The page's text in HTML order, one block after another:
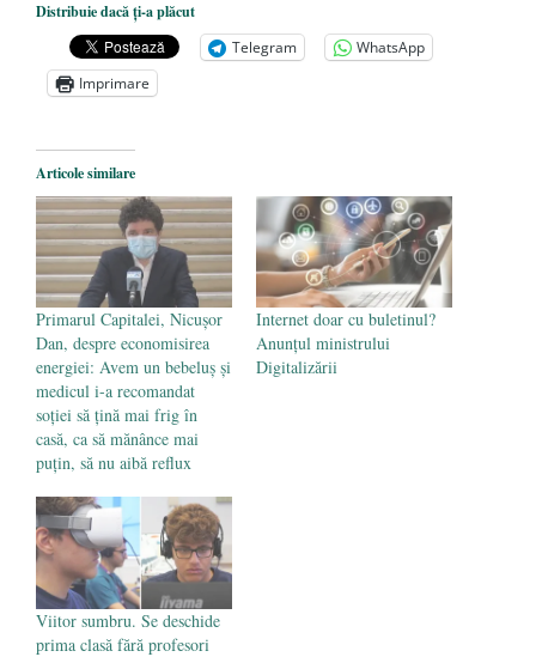
Nicolae Steinhardt, comemorat la 102 ani
de la naștere - 29 iulie 2024
„Carnea cultivată” în laborator, tot mai
comercializare în UE
Părintele mărturisitor Constantin
Voicescu, pomenit, duminică, la
Mănăstirea Cernica - 27 iulie 2024
Distribuie dacă ți-a plăcut
Telegram
WhatsApp
Imprimare
Articole similare
Primarul Capitalei, Nicușor
Dan, despre economisirea
energiei: Avem un bebeluș și
medicul i-a recomandat
soției să țină mai frig în
casă, ca să mănânce mai
puțin, să nu aibă reflux
Internet doar cu buletinul?
Anunțul ministrului
Digitalizării
Viitor sumbru. Se deschide
prima clasă fără profesori